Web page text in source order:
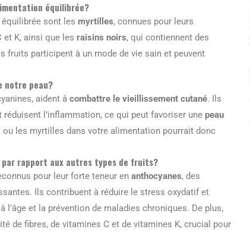
équilibrée?
sont les myrtilles, connues pour leurs
et K, ainsi que les raisins noirs, qui contiennent des
fruits participent à un mode de vie sain et peuvent
notre peau?
aident à combattre le vieillissement cutané. Ils
réduisent l’inflammation, ce qui peut favoriser une peau
les myrtilles dans votre alimentation pourrait donc
rapport aux autres types de fruits?
pour leur forte teneur en anthocyanes, des
Ils contribuent à réduire le stress oxydatif et
et la prévention de maladies chroniques. De plus,
de fibres, de vitamines C et de vitamines K, crucial pour